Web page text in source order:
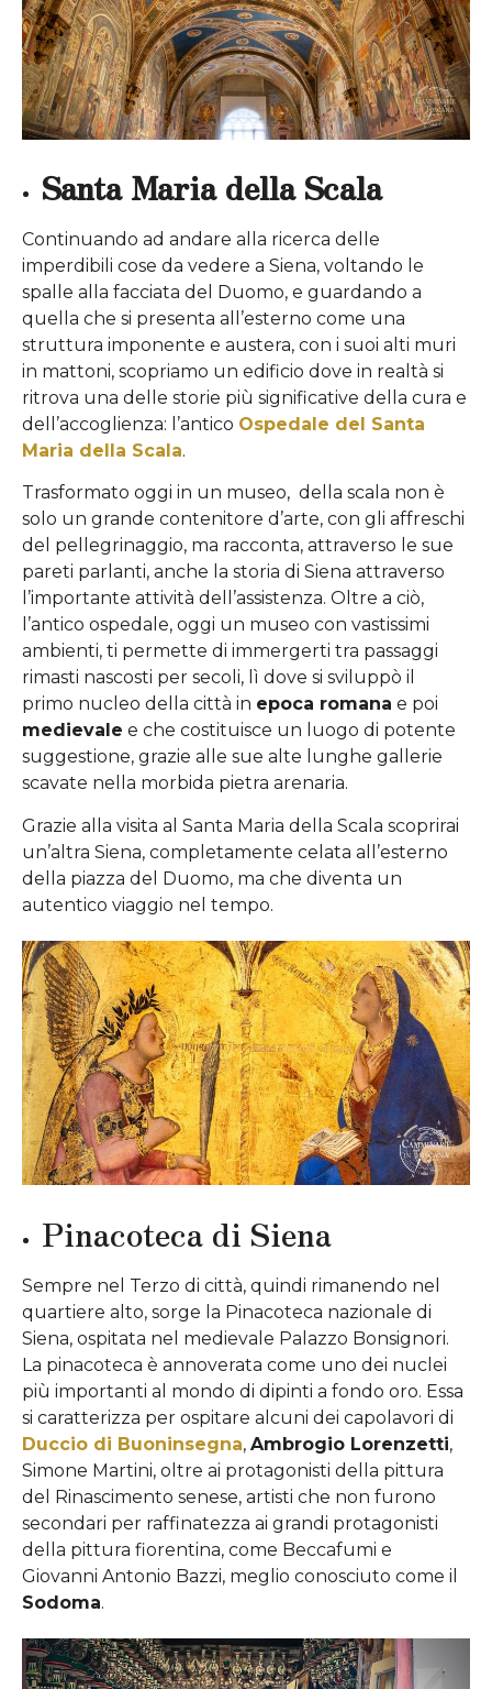
Santa Maria della Scala
Continuando ad andare alla ricerca delle
imperdibili cose da vedere a Siena, voltando le
spalle alla facciata del Duomo, e guardando a
quella che si presenta all’esterno come una
struttura imponente e austera, con i suoi alti muri
in mattoni, scopriamo un edificio dove in realtà si
ritrova una delle storie più significative della cura e
dell’accoglienza: l’antico Ospedale del Santa
Maria della Scala.
Trasformato oggi in un museo, della scala non è
solo un grande contenitore d’arte, con gli affreschi
del pellegrinaggio, ma racconta, attraverso le sue
pareti parlanti, anche la storia di Siena attraverso
l’importante attività dell’assistenza. Oltre a ciò,
l’antico ospedale, oggi un museo con vastissimi
ambienti, ti permette di immergerti tra passaggi
rimasti nascosti per secoli, lì dove si sviluppò il
primo nucleo della città in epoca romana e poi
medievale e che costituisce un luogo di potente
suggestione, grazie alle sue alte lunghe gallerie
scavate nella morbida pietra arenaria.
Grazie alla visita al Santa Maria della Scala scoprirai
un’altra Siena, completamente celata all’esterno
della piazza del Duomo, ma che diventa un
autentico viaggio nel tempo.
Pinacoteca di Siena
Sempre nel Terzo di città, quindi rimanendo nel
quartiere alto, sorge la Pinacoteca nazionale di
Siena, ospitata nel medievale Palazzo Bonsignori.
La pinacoteca è annoverata come uno dei nuclei
più importanti al mondo di dipinti a fondo oro. Essa
si caratterizza per ospitare alcuni dei capolavori di
Duccio di Buoninsegna, Ambrogio Lorenzetti,
Simone Martini, oltre ai protagonisti della pittura
del Rinascimento senese, artisti che non furono
secondari per raffinatezza ai grandi protagonisti
della pittura fiorentina, come Beccafumi e
Giovanni Antonio Bazzi, meglio conosciuto come il
Sodoma.